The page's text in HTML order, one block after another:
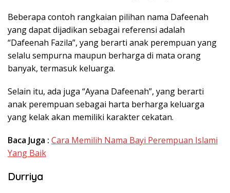
Beberapa contoh rangkaian pilihan nama Dafeenah
yang dapat dijadikan sebagai referensi adalah
“Dafeenah Fazila”, yang berarti anak perempuan yang
selalu sempurna maupun berharga di mata orang
banyak, termasuk keluarga.
Selain itu, ada juga “Ayana Dafeenah”, yang berarti
anak perempuan sebagai harta berharga keluarga
yang kelak akan memiliki karakter cekatan.
Baca Juga : Cara Memilih Nama Bayi Perempuan Islami
Yang Baik
Durriya